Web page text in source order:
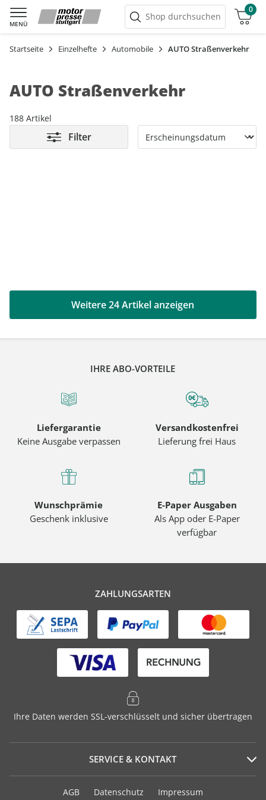
MENÜ
Shop durchsuchen
0
Warenkorb
Startseite Einzelhefte Automobile AUTO Straßenverkehr
AUTO Straßenverkehr
188 Artikel
Filter
Weitere 24 Artikel anzeigen
IHRE ABO-VORTEILE
Liefergarantie
Keine Ausgabe verpassen
Versandkostenfrei
Lieferung frei Haus
Wunschprämie
Geschenk inklusive
E-Paper Ausgaben
Als App oder E-Paper
verfügbar
ZAHLUNGSARTEN
Ihre Daten werden SSL-verschlüsselt und sicher übertragen
SERVICE & KONTAKT
Serviceportal
AGB Datenschutz Impressum